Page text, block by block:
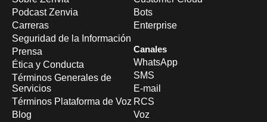
Podcast Zenvia
Carreras
Seguridad de la Información
Prensa
Ética y Conducta
Términos Generales de
Servicios
Términos Plataforma de Voz
Blog
Bots
Enterprise
Canales
WhatsApp
SMS
E-mail
RCS
Voz